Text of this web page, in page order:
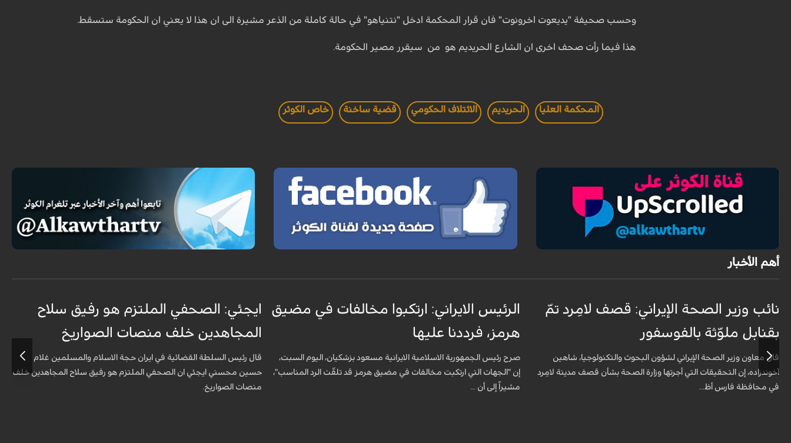
وحسب صحيفة "یدیعوت اخرونوت" فان قرار المحكمة ادخل "نتنياهو" في حالة كاملة من الذعر مشيرة الى ان هذا لا يعني ان الحكومة ستسقط.
هذا فيما رأت صحف اخرى ان الشارع الحريديم هو من سيقرر مصير الحكومة.
المحكمة العليا الحريديم الائتلاف الحكومي قضية ساخنة خاص الكوثر
أهم الأخبار
نائب وزير الصحة الإيراني: قصف لامِرد تمّ
بقنابل ملوّثة بالفوسفور
قال معاون وزير الصحة الإيراني لشؤون البحوث والتكنولوجيا، شاهين
آخوندزاده، إن التحقيقات التي أجرتها وزارة الصحة بشأن قصف مدينة لامِرد
في محافظة فارس أظ...
الرئيس الايراني: ارتكبوا مخالفات في مضيق
هرمز، فرددنا عليها
صرح رئيس الجمهورية الاسلامية الايرانية مسعود بزشكيان، اليوم السبت،
إن "الجهات التي ارتكبت مخالفات في مضيق هرمز قد تلقّت الرد المناسب"،
مشيراً إلى أن ...
ايجئي: الصحفي الملتزم هو رفيق سلاح
المجاهدين خلف منصات الصواريخ
قال رئيس السلطة القضائية في ايران حجة الاسلام والمسلمين غلام
حسين محسني ايجئي ان الصحفي الملتزم هو رفيق سلاح المجاهدين خلف
منصات الصواريخ.